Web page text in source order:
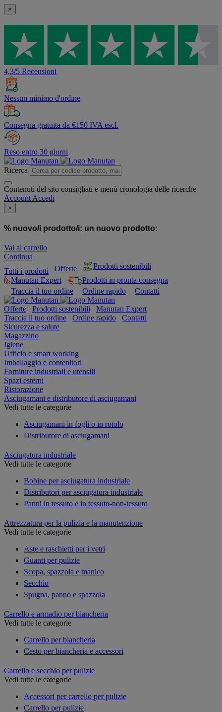
×
4,3/5 Recensioni
Nessun minimo d'ordine
Consegna gratuita da €150 IVA escl.
Reso entro 30 giorni
Ricerca
Contenuti del sito consigliati e menù cronologia delle ricerche
Account Accedi
×
% nuovo/i prodotto/i: un nuovo prodotto:
Vai al carrello
Continua
Tutti i prodotti
Offerte
Prodotti sostenibili
Manutan Expert
Prodotti in pronta consegna
Traccia il tuo ordine
Ordine rapido Contatti
Offerte Prodotti sostenibili
Manutan Expert
Traccia il tuo ordine
Ordine rapido
Contatti
Sicurezza e salute
Magazzino
Igiene
Ufficio e smart working
Imballaggio e contenitori
Forniture industriali e utensili
Spazi esterni
Ristorazione
Asciugamani e distributore di asciugamani
Vedi tutte le categorie
Asciugamani in fogli o in rotolo
Distributore di asciugamani
Asciugatura industriale
Vedi tutte le categorie
Bobine per asciugatura industriale
Distributori per asciugatura industriale
Panni in tessuto e in tessuto-non-tessuto
Attrezzatura per la pulizia e la manutenzione
Vedi tutte le categorie
Aste e raschietti per i vetri
Guanti per pulizie
Scopa, spazzola e manico
Secchio
Spugna, panno e spazzola
Carrello e armadio per biancheria
Vedi tutte le categorie
Carrello per biancheria
Cesto per biancheria e accessori
Carrello e secchio per pulizie
Vedi tutte le categorie
Accessori per carrello per pulizie
Carrello per pulizie